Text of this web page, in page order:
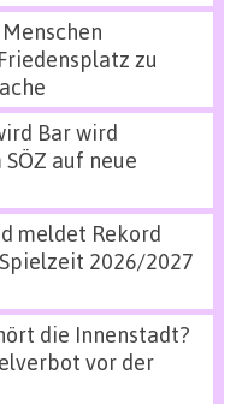
zu
Bar wird
auf neue
meldet Rekord
2026/2027
die Innenstadt?
vor der